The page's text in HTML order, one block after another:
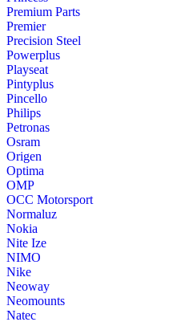
Premium Parts
Premier
Precision Steel
Powerplus
Playseat
Pintyplus
Pincello
Philips
Petronas
Osram
Origen
Optima
OMP
OCC Motorsport
Normaluz
Nokia
Nite Ize
NIMO
Nike
Neoway
Neomounts
Natec